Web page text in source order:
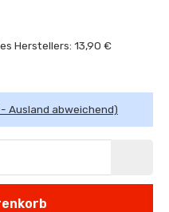
Herstellers: 13,90 €
- Ausland abweichend)